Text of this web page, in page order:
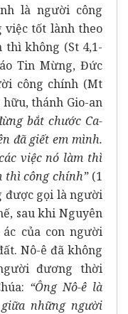
là người công
việc tốt lành theo
thì không (St 4,1-
Tin Mừng, Đức
công chính (Mt
thánh Gio-an
bắt chước Ca-
đã giết em mình.
việc nó làm thì
thì công chính”(1
được gọi là người
sau khi Nguyên
của con người
Nô-ê đã không
đương thời
“Ông Nô-ê là
những người